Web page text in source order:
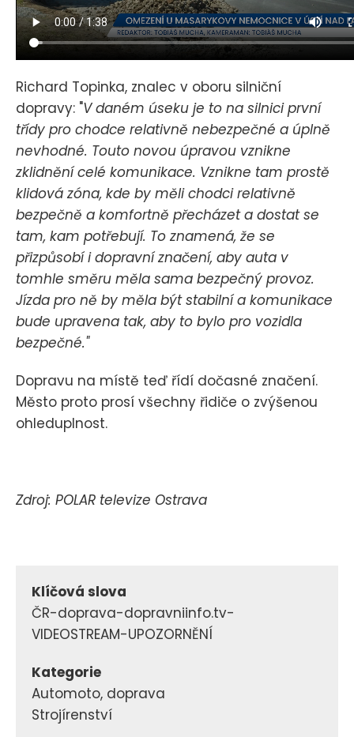
Richard Topinka, znalec v oboru silniční
dopravy: "V daném úseku je to na silnici první
třídy pro chodce relativně nebezpečné a úplně
nevhodné. Touto novou úpravou vznikne
zklidnění celé komunikace. Vznikne tam prostě
klidová zóna, kde by měli chodci relativně
bezpečně a komfortně přecházet a dostat se
tam, kam potřebují. To znamená, že se
přizpůsobí i dopravní značení, aby auta v
tomhle směru měla sama bezpečný provoz.
Jízda pro ně by měla být stabilní a komunikace
bude upravena tak, aby to bylo pro vozidla
bezpečné."
Dopravu na místě teď řídí dočasné značení.
Město proto prosí všechny řidiče o zvýšenou
ohleduplnost.
Zdroj: POLAR televize Ostrava
Klíčová slova
ČR-doprava-dopravniinfo.tv-
VIDEOSTREAM-UPOZORNĚNÍ
Kategorie
Automoto, doprava
Strojírenství